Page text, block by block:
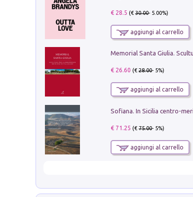
€ 28.5 (€30.00- 5.00%)
aggiungi al carrello
€ 26.60 (€28.00- 5%)
aggiungi al carrello
€ 71.25 (€75.00- 5%)
aggiungi al carrello